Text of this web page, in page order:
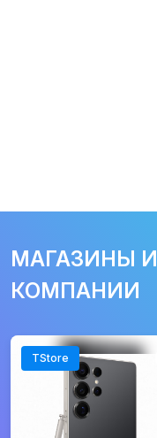
МАГАЗИНЫ И
КОМПАНИИ
TStore